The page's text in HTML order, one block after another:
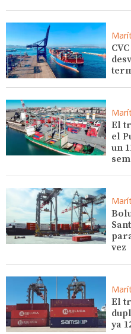
El
el
un
vez
El
ya